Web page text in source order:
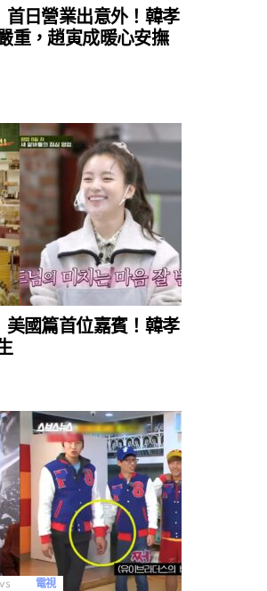
首日營業出意外！韓孝
重，趙寅成暖心安撫
美國篇首位嘉賓！韓孝
電視